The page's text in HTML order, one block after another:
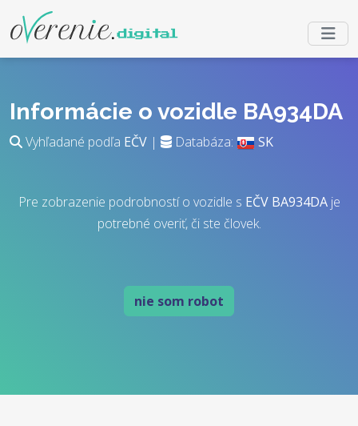
Informácie o vozidle BA934DA
Vyhľadané podľa EČV | Databáza: SK
Pre zobrazenie podrobností o vozidle s EČV BA934DAje
potrebné overiť, či ste človek.
nie som robot